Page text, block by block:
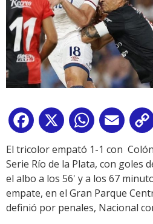
Facebook
X WhatsApp
Email
El tricolor empató 1-1 con
Serie Río de la Plata, con goles
el albo a los 56' y a los 67
empate, en el Gran Parque
definió por penales, Nacional